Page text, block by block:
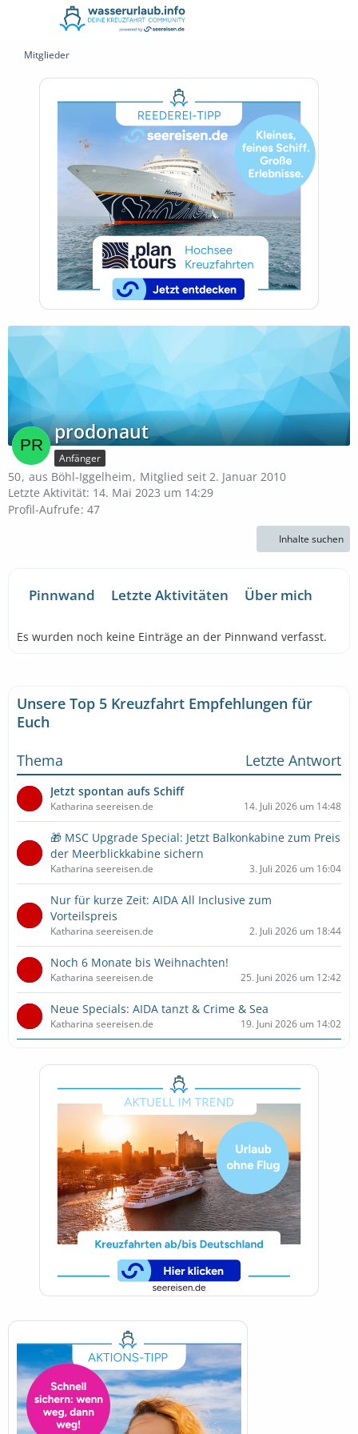
Mitglieder
prodonaut
Anfänger
50 aus Böhl-Iggelheim
Mitglied seit 2. Januar 2010
Letzte Aktivität: 14. Mai 2023 um 14:29
Profil-Aufrufe 47
Inhalte suchen
Pinnwand Letzte Aktivitäten Über mich
Es wurden noch keine Einträge an der Pinnwand verfasst.
Unsere Top 5 Kreuzfahrt Empfehlungen für
Euch
Thema
Letzte Antwort
Jetzt spontan aufs Schiff
Katharina seereisen.de 14. Juli 2026 um 14:48
🎁 MSC Upgrade Special: Jetzt Balkonkabine zum Preis
der Meerblickkabine sichern
Katharina seereisen.de 3. Juli 2026 um 16:04
Nur für kurze Zeit: AIDA All Inclusive zum
Vorteilspreis
Katharina seereisen.de 2. Juli 2026 um 18:44
Noch 6 Monate bis Weihnachten!
Katharina seereisen.de 25. Juni 2026 um 12:42
Neue Specials: AIDA tanzt & Crime & Sea
Katharina seereisen.de 19. Juni 2026 um 14:02